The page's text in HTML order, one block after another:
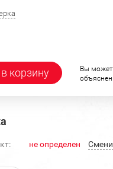
корзину
Вы
не определен